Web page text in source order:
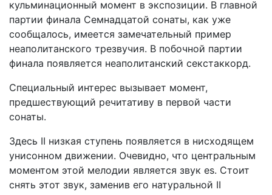
кульминационный момент в экспозиции. В главной
партии финала Семнадцатой сонаты, как уже
сообщалось, имеется замечательный пример
неаполитанского трезвучия. В побочной партии
финала появляется неаполитанский секстаккорд.
Специальный интерес вызывает момент,
предшествующий речитативу в первой части
сонаты.
Здесь II низкая ступень появляется в нисходящем
унисонном движении. Очевидно, что центральным
моментом этой мелодии является звук es. Стоит
снять этот звук, заменив его натуральной II